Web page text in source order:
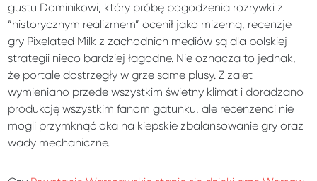
gustu Dominikowi, który próbę pogodzenia rozrywki z
“historycznym realizmem” ocenił jako mizerną, recenzje
gry Pixelated Milk z zachodnich mediów są dla polskiej
strategii nieco bardziej łagodne. Nie oznacza to jednak,
że portale dostrzegły w grze same plusy. Z zalet
wymieniano przede wszystkim świetny klimat i doradzano
produkcję wszystkim fanom gatunku, ale recenzenci nie
mogli przymknąć oka na kiepskie zbalansowanie gry oraz
wady mechaniczne.